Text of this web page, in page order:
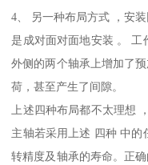
4、 另一种布局方式 ，安
是成对面对面地安装 。 工
外侧的两个轴承上增加了
荷，甚至产生了间隙。
上述四种布局都不太理想
主轴若采用上述 四种 中的
转精度及轴承的寿命。正